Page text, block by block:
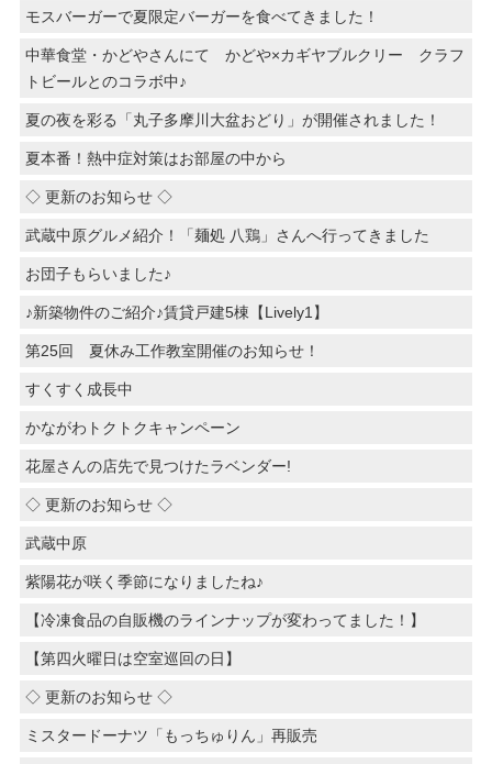
モスバーガーで夏限定バーガーを食べてきました！
中華食堂・かどやさんにて かどや×カギヤブルクリー クラフ
トビールとのコラボ中♪
夏の夜を彩る「丸子多摩川大盆おどり」が開催されました！
夏本番！熱中症対策はお部屋の中から
◇ 更新のお知らせ ◇
武蔵中原グルメ紹介！「麺処 八鶏」さんへ行ってきました
お団子もらいました♪
♪新築物件のご紹介♪賃貸戸建5棟【Lively1】
第25回 夏休み工作教室開催のお知らせ！
すくすく成長中
かながわトクトクキャンペーン
花屋さんの店先で見つけたラベンダー!
◇ 更新のお知らせ ◇
武蔵中原
紫陽花が咲く季節になりましたね♪
【冷凍食品の自販機のラインナップが変わってました！】
【第四火曜日は空室巡回の日】
◇ 更新のお知らせ ◇
ミスタードーナツ「もっちゅりん」再販売